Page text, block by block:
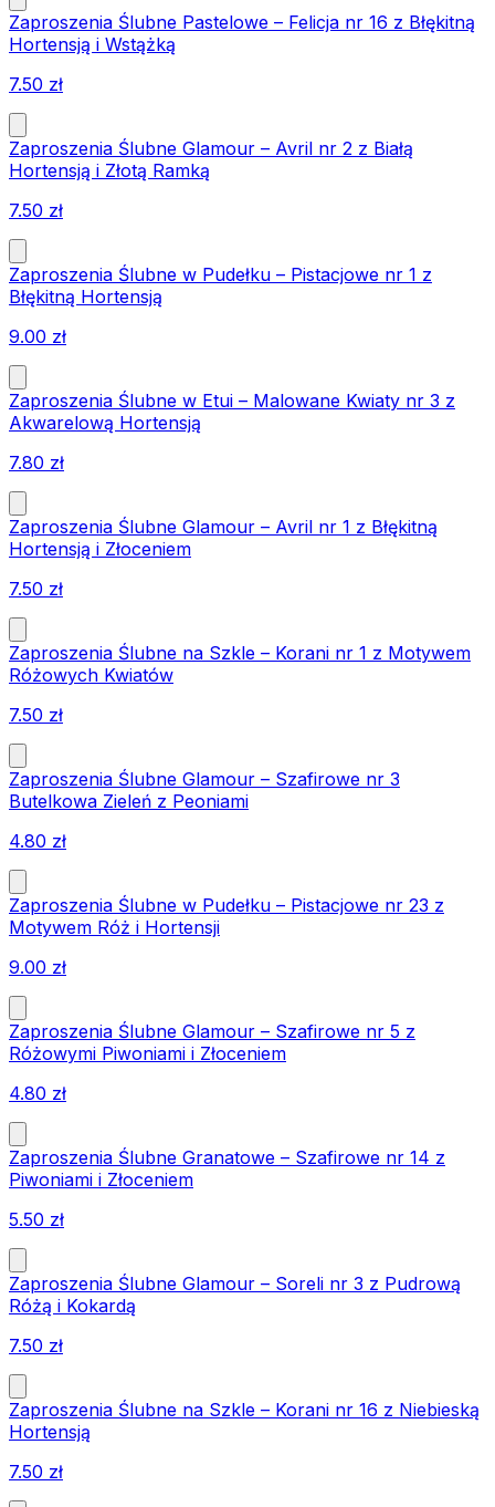
Zaproszenia Ślubne Pastelowe – Felicja nr 16 z Błękitną
Hortensją i Wstążką
7.50 zł
Zaproszenia Ślubne Glamour – Avril nr 2 z Białą
Hortensją i Złotą Ramką
7.50 zł
Zaproszenia Ślubne w Pudełku – Pistacjowe nr 1 z
Błękitną Hortensją
9.00 zł
Zaproszenia Ślubne w Etui – Malowane Kwiaty nr 3 z
Akwarelową Hortensją
7.80 zł
Zaproszenia Ślubne Glamour – Avril nr 1 z Błękitną
Hortensją i Złoceniem
7.50 zł
Zaproszenia Ślubne na Szkle – Korani nr 1 z Motywem
Różowych Kwiatów
7.50 zł
Zaproszenia Ślubne Glamour – Szafirowe nr 3
Butelkowa Zieleń z Peoniami
4.80 zł
Zaproszenia Ślubne w Pudełku – Pistacjowe nr 23 z
Motywem Róż i Hortensji
9.00 zł
Zaproszenia Ślubne Glamour – Szafirowe nr 5 z
Różowymi Piwoniami i Złoceniem
4.80 zł
Zaproszenia Ślubne Granatowe – Szafirowe nr 14 z
Piwoniami i Złoceniem
5.50 zł
Zaproszenia Ślubne Glamour – Soreli nr 3 z Pudrową
Różą i Kokardą
7.50 zł
Zaproszenia Ślubne na Szkle – Korani nr 16 z Niebieską
Hortensją
7.50 zł